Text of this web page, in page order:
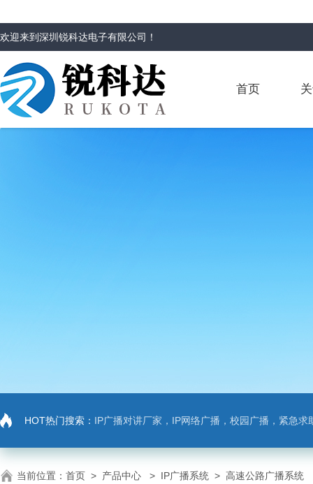
欢迎来到深圳锐科达电子有限公司 ！
首页
HOT热门搜索： IP广播对讲厂家，IP网络广播，校园广播，紧急求助，IP广播对讲系
当前位置： 首页 > 产品中心 > IP广播系统 > 高速公路广播系统